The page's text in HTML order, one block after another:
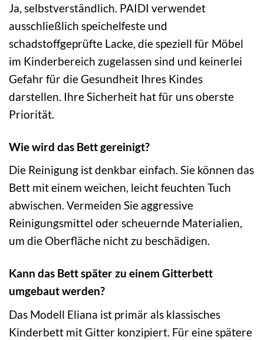
Ja, selbstverständlich. PAIDI verwendet
ausschließlich speichelfeste und
schadstoffgeprüfte Lacke, die speziell für Möbel
im Kinderbereich zugelassen sind und keinerlei
Gefahr für die Gesundheit Ihres Kindes
darstellen. Ihre Sicherheit hat für uns oberste
Priorität.
Wie wird das Bett gereinigt?
Die Reinigung ist denkbar einfach. Sie können das
Bett mit einem weichen, leicht feuchten Tuch
abwischen. Vermeiden Sie aggressive
Reinigungsmittel oder scheuernde Materialien,
um die Oberfläche nicht zu beschädigen.
Kann das Bett später zu einem Gitterbett
umgebaut werden?
Das Modell Eliana ist primär als klassisches
Kinderbett mit Gitter konzipiert. Für eine spätere